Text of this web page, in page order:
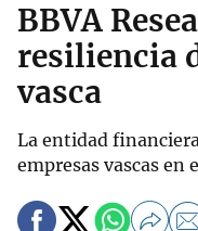
BBVA
resiliencia
vasca
La entidad
empresas vascas